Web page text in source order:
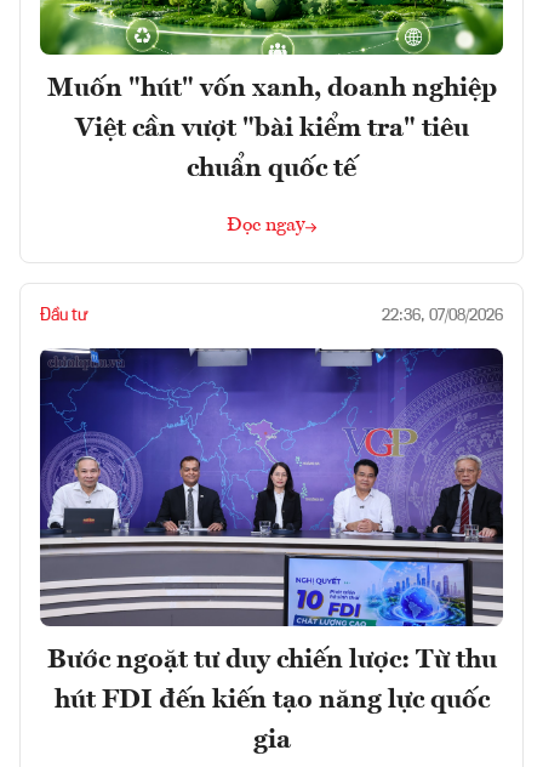
Muốn "hút" vốn xanh, doanh nghiệp
Việt cần vượt "bài kiểm tra" tiêu
chuẩn quốc tế
Đọc ngay
Đầu tư 22:36, 07/08/2026
Bước ngoặt tư duy chiến lược: Từ thu
hút FDI đến kiến tạo năng lực quốc
gia